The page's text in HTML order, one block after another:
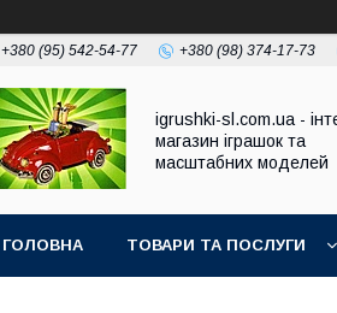
+380 (95) 542-54-77 +380 (98) 374-17-73
igrushki-sl.com.ua -
магазин іграшок та
масштабних моделей
ГОЛОВНА ТОВАРИ ТА ПОСЛУГИ